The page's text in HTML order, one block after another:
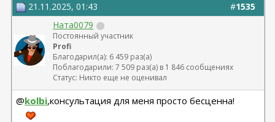
#1535
21.11.2025, 01:43
Ната0079
Постоянный участник
Profi
Благодарил(а): 6 459 раз(а)
Поблагодарили: 7 509 раз(а) в 1 846 сообщениях
Статус: Никто еще не оценивал
@kolbi,консультация для меня просто бесценна!